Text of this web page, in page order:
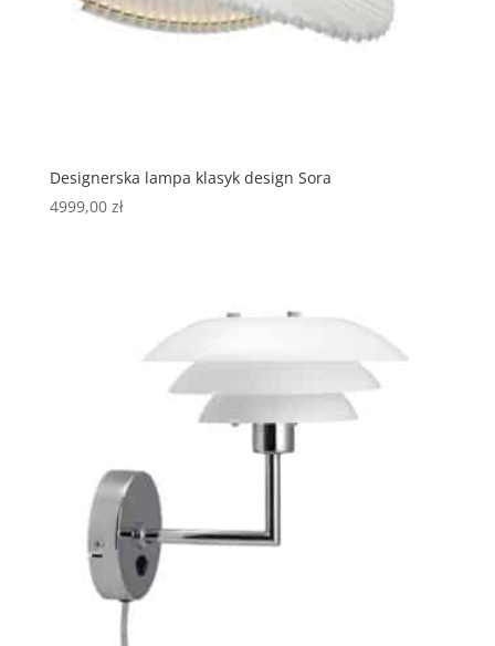
Designerska lampa klasyk design Sora
4999,00 zł